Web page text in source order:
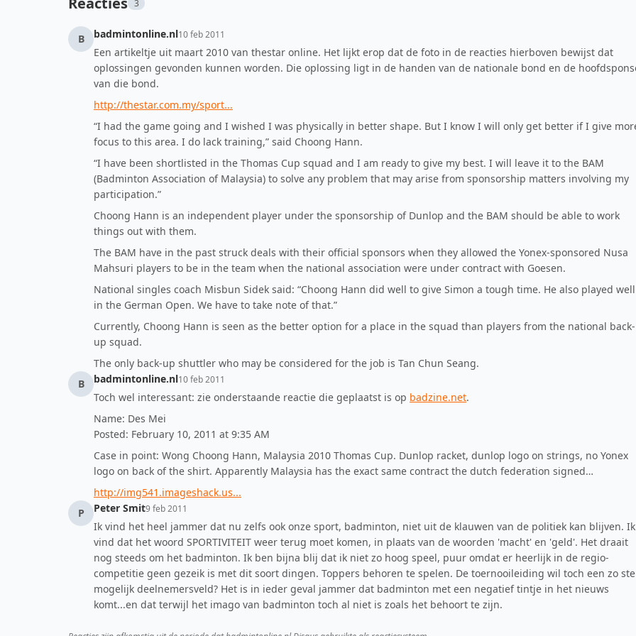
3
B badmintonline.nl10 feb 2011
Een artikeltje uit maart 2010 van thestar online. Het lijkt erop dat de foto in de reacties hierboven bewijst dat
oplossingen gevonden kunnen worden. Die oplossing ligt in de handen van de nationale bond en de
van die bond.
http://thestar.com.my/sport...
“I had the game going and I wished I was physically in better shape. But I know I will only get better if I give
focus to this area. I do lack training,” said Choong Hann.
“I have been shortlisted in the Thomas Cup squad and I am ready to give my best. I will leave it to the BAM
(Badminton Association of Malaysia) to solve any problem that may arise from sponsorship matters involving my
participation.”
Choong Hann is an independent player under the sponsorship of Dunlop and the BAM should be able to work
things out with them.
The BAM have in the past struck deals with their official sponsors when they allowed the Yonex-sponsored Nusa
Mahsuri players to be in the team when the national association were under contract with Goesen.
National singles coach Misbun Sidek said: “Choong Hann did well to give Simon a tough time. He also played well
in the German Open. We have to take note of that.”
Currently, Choong Hann is seen as the better option for a place in the squad than players from the national back-
up squad.
The only back-up shuttler who may be considered for the job is Tan Chun Seang.
B
badmintonline.nl10 feb 2011
Toch wel interessant: zie onderstaande reactie die geplaatst is op badzine.net.
Name: Des Mei
Posted: February 10, 2011 at 9:35 AM
Case in point: Wong Choong Hann, Malaysia 2010 Thomas Cup. Dunlop racket, dunlop logo on strings, no Yonex
logo on back of the shirt. Apparently Malaysia has the exact same contract the dutch federation signed…
http://img541.imageshack.us...
P
Peter Smit9 feb 2011
Ik vind het heel jammer dat nu zelfs ook onze sport, badminton, niet uit de klauwen van de politiek kan blijven. Ik
vind dat het woord SPORTIVITEIT weer terug moet komen, in plaats van de woorden 'macht' en 'geld'. Het draait
nog steeds om het badminton. Ik ben bijna blij dat ik niet zo hoog speel, puur omdat er heerlijk in de regio-
competitie geen gezeik is met dit soort dingen. Toppers behoren te spelen. De toernooileiding wil toch een zo
mogelijk deelnemersveld? Het is in ieder geval jammer dat badminton met een negatief tintje in het nieuws
komt...en dat terwijl het imago van badminton toch al niet is zoals het behoort te zijn.